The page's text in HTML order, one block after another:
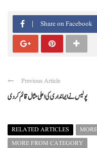
Share on Facebook
Previous Article
پولیس نےایمانداری کی اعلی مثال قائم کردی
RELATED ARTICLES
MORE FROM CATEGORY